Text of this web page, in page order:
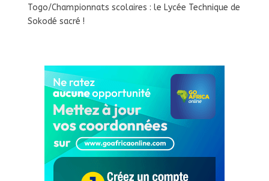
Togo/Championnats scolaires : le Lycée Technique de
Sokodé sacré !